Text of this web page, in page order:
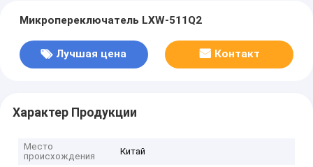
Микропереключатель LXW-511Q2
Лучшая цена Контакт
Характер Продукции
Место
происхождения
Китай